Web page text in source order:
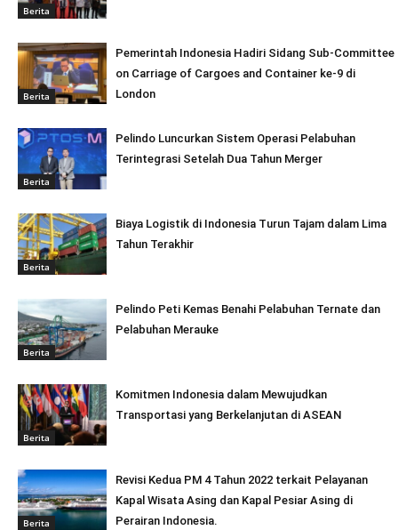
Berita
Berita
Pemerintah Indonesia Hadiri Sidang Sub-Committee
on Carriage of Cargoes and Container ke-9 di
London
Berita
Pelindo Luncurkan Sistem Operasi Pelabuhan
Terintegrasi Setelah Dua Tahun Merger
Berita
Biaya Logistik di Indonesia Turun Tajam dalam Lima
Tahun Terakhir
Berita
Pelindo Peti Kemas Benahi Pelabuhan Ternate dan
Pelabuhan Merauke
Berita
Komitmen Indonesia dalam Mewujudkan
Transportasi yang Berkelanjutan di ASEAN
Berita
Revisi Kedua PM 4 Tahun 2022 terkait Pelayanan
Kapal Wisata Asing dan Kapal Pesiar Asing di
Perairan Indonesia.